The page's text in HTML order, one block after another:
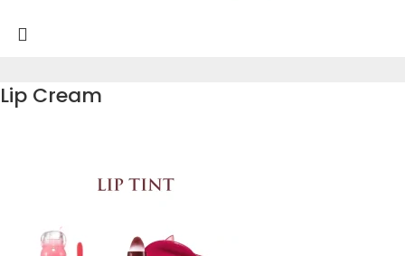
Lip Cream